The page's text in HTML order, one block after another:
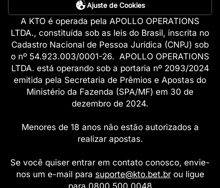
Ajuste de Cookies
A KTO é operada pela APOLLO OPERATIONS
LTDA., constituída sob as leis do Brasil, inscrita no
Cadastro Nacional de Pessoa Jurídica (CNPJ) sob
o nº 54.923.003/0001-26. APOLLO OPERATIONS
LTDA. está operando sob a portaria nº 2093/2024
emitida pela Secretaria de Prêmios e Apostas do
Ministério da Fazenda (SPA/MF) em 30 de
dezembro de 2024.
Menores de 18 anos não estão autorizados a
realizar apostas.
Se você quiser entrar em contato conosco, envie-
nos um e-mail para suporte@kto.bet.brou ligue
para 0800 500 0048